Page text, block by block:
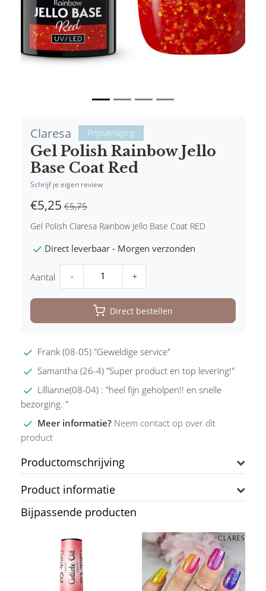
Claresa Prijsverlaging
Gel Polish Rainbow Jello
Base Coat Red
Schrijf je eigen review
€5,25 €5,75
Gel Polish Claresa Rainbow Jello Base Coat RED
Direct leverbaar - Morgen verzonden
Aantal - +
Direct bestellen
Frank (08-05) "Geweldige service"
Samantha (26-4) "Super product en top levering!"
Lillianne(08-04) : "heel fijn geholpen!! en snelle
bezorging. "
Meer informatie? Neem contact op over dit
product
Productomschrijving
Product informatie
Bijpassende producten